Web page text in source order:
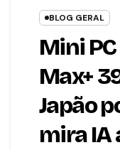
BLOG GERAL
Mini
Max+
Japão
mira IA